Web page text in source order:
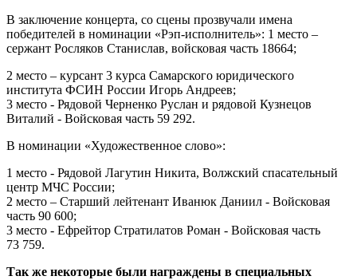
В заключение концерта, со сцены прозвучали имена
победителей в номинации «Рэп-исполнитель»: 1 место –
сержант Росляков Станислав, войсковая часть 18664;
2 место – курсант 3 курса Самарского юридического
института ФСИН России Игорь Андреев;
3 место - Рядовой Черненко Руслан и рядовой Кузнецов
Виталий - Войсковая часть 59 292.
В номинации «Художественное слово»:
1 место - Рядовой Лагутин Никита, Волжский спасательный
центр МЧС России;
2 место – Старший лейтенант Иванюк Даниил - Войсковая
часть 90 600;
3 место - Ефрейтор Стратилатов Роман - Войсковая часть
73 759.
Так же некоторые были награждены в специальных